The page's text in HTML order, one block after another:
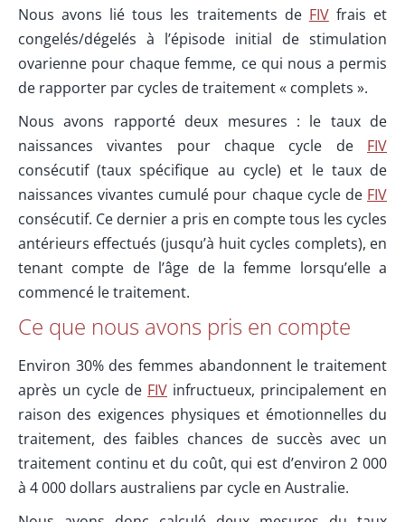
Nous avons lié tous les traitements de FIVfrais et
congelés/dégelés à l’épisode initial de stimulation
ovarienne pour chaque femme, ce qui nous a permis
de rapporter par cycles de traitement « complets ».
Nous avons rapporté deux mesures : le taux de
naissances vivantes pour chaque cycle de FIV
consécutif (taux spécifique au cycle) et le taux de
naissances vivantes cumulé pour chaque cycle de FIV
consécutif. Ce dernier a pris en compte tous les cycles
antérieurs effectués (jusqu’à huit cycles complets), en
tenant compte de l’âge de la femme lorsqu’elle a
commencé le traitement.
Ce que nous avons pris en compte
Environ 30% des femmes abandonnent le traitement
après un cycle de FIV infructueux, principalement en
raison des exigences physiques et émotionnelles du
traitement, des faibles chances de succès avec un
traitement continu et du coût, qui est d’environ 2 000
à 4 000 dollars australiens par cycle en Australie.